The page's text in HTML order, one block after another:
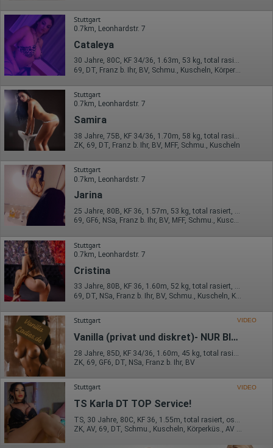
Stuttgart
0.7km, Leonhardstr. 7
Cataleya
30 Jahre, 80C, KF 34/36, 1.63m, 53 kg, total rasiert, osteuropäisch
Stuttgart
0.7km, Leonhardstr. 7
Samira
ZK, 69, DT, Franz b. Ihr, BV, MFF, Schmu., Kuscheln
Stuttgart
0.7km, Leonhardstr. 7
Jarina
25 Jahre, 80B, KF 36, 1.57m, 53 kg, total rasiert, osteuropäisch
69, GF6, NSa, Franz b. Ihr, BV, MFF, Schmu., Kuscheln
Stuttgart
0.7km, Leonhardstr. 7
Cristina
33 Jahre, 80B, KF 36, 1.60m, 52 kg, total rasiert, osteuropäisch
Stuttgart VIDEO
Vanilla (privat und diskret)- NUR BIS 11.08
ZK, 69, GF6, DT, NSa, Franz b. Ihr, BV
Stuttgart VIDEO
TS Karla DT TOP Service!
TS, 30 Jahre, 80C, KF 36, 1.55m, total rasiert, osteuropäisch
ZK, AV, 69, DT, Schmu., Kuscheln, Körperküs., AV b. Ihm